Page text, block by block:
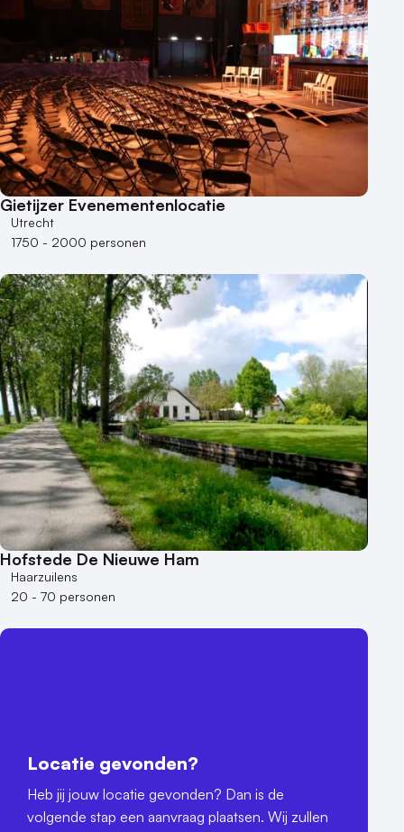
Gietijzer Evenementenlocatie
Utrecht
1750 - 2000 personen
Hofstede De Nieuwe Ham
Haarzuilens
20 - 70 personen
Locatie gevonden?
Heb jij jouw locatie gevonden? Dan is de
volgende stap een aanvraag plaatsen. Wij zullen